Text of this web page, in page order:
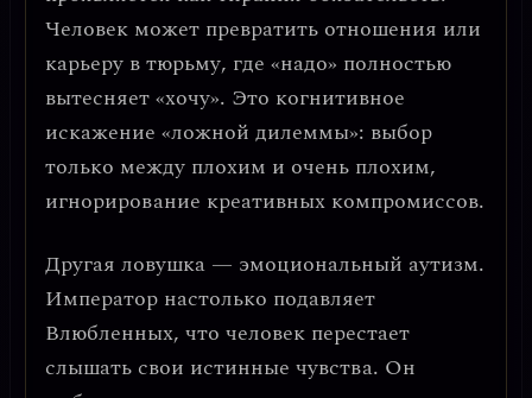
Человек может превратить отношения или
карьеру в тюрьму, где «надо» полностью
вытесняет «хочу». Это когнитивное
искажение «ложной дилеммы»: выбор
только между плохим и очень плохим,
игнорирование креативных компромиссов.
Другая ловушка — эмоциональный аутизм.
Император настолько подавляет
Влюбленных, что человек перестает
слышать свои истинные чувства. Он